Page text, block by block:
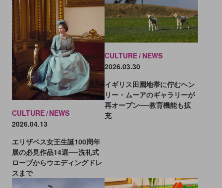
CULTURE NEWS
2026.04.13
エリザベス女王生誕100周年
展の必見作品14選──洗礼式
ローブからウエディングドレ
スまで
CULTURE NEWS
2026.03.30
イギリス田園地帯に佇むヘン
リー・ムーアのギャラリーが
再オープン──教育機能も拡
充